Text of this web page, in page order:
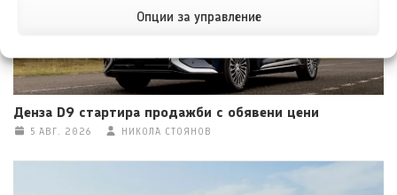
Опции за управление
Денза D9 стартира продажби с обявени цени
5 АВГ. 2026 НИКОЛА СТОЯНОВ